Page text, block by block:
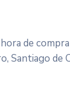
de
Santiago de